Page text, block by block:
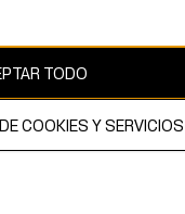
TODO
COOKIES Y SERVICIOS